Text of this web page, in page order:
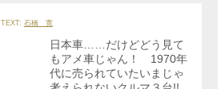
TEXT: 石橋 寛
日本車……だけどどう見て
もアメ車じゃん！ 1970年
代に売られていたいまじゃ